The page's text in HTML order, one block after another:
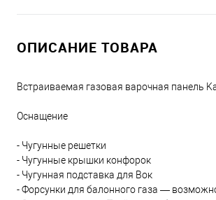
ОПИСАНИЕ ТОВАРА
Встраиваемая газовая варочная панель
Оснащение
- Чугунные решетки
- Чугунные крышки конфорок
- Чугунная подставка для Вок
- Форсунки для балонного газа —